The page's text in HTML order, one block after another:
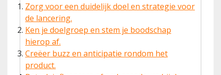
Zorg voor een duidelijk doel en strategie voor
de lancering.
Ken je doelgroep en stem je boodschap
hierop af.
Creëer buzz en anticipatie rondom het
product.